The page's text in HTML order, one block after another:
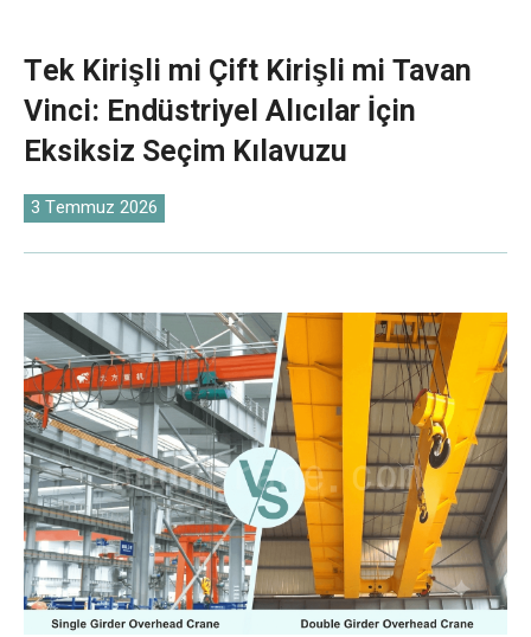
Tek Kirişli mi Çift Kirişli mi Tavan
Vinci: Endüstriyel Alıcılar İçin
Eksiksiz Seçim Kılavuzu
3 Temmuz 2026
Kiswahili
Dansk
Norsk
O‘zbekcha